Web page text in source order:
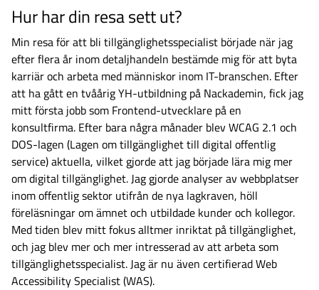
Hur har din resa sett ut?
Min resa för att bli tillgänglighetsspecialist började när jag
efter flera år inom detaljhandeln bestämde mig för att byta
karriär och arbeta med människor inom IT-branschen. Efter
att ha gått en tvåårig YH-utbildning på Nackademin, fick jag
mitt första jobb som Frontend-utvecklare på en
konsultfirma. Efter bara några månader blev WCAG 2.1 och
DOS-lagen (Lagen om tillgänglighet till digital offentlig
service) aktuella, vilket gjorde att jag började lära mig mer
om digital tillgänglighet. Jag gjorde analyser av webbplatser
inom offentlig sektor utifrån de nya lagkraven, höll
föreläsningar om ämnet och utbildade kunder och kollegor.
Med tiden blev mitt fokus alltmer inriktat på tillgänglighet,
och jag blev mer och mer intresserad av att arbeta som
tillgänglighetsspecialist. Jag är nu även certifierad Web
Accessibility Specialist (WAS).